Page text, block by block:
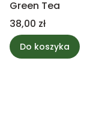
Green Tea
Cena
38,00 zł
Do koszyka